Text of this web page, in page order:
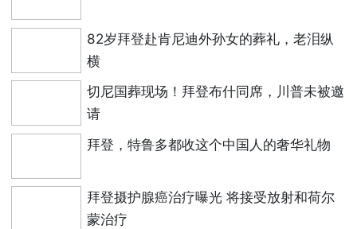
82岁拜登赴肯尼迪外孙女的葬礼，老泪纵
横
切尼国葬现场！拜登布什同席，川普未被邀
请
拜登，特鲁多都收这个中国人的奢华礼物
拜登摄护腺癌治疗曝光 将接受放射和荷尔
蒙治疗